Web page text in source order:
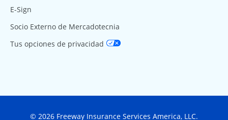
E-Sign
Socio Externo de Mercadotecnia
Tus opciones de privacidad
© 2026 Freeway Insurance Services America, LLC.